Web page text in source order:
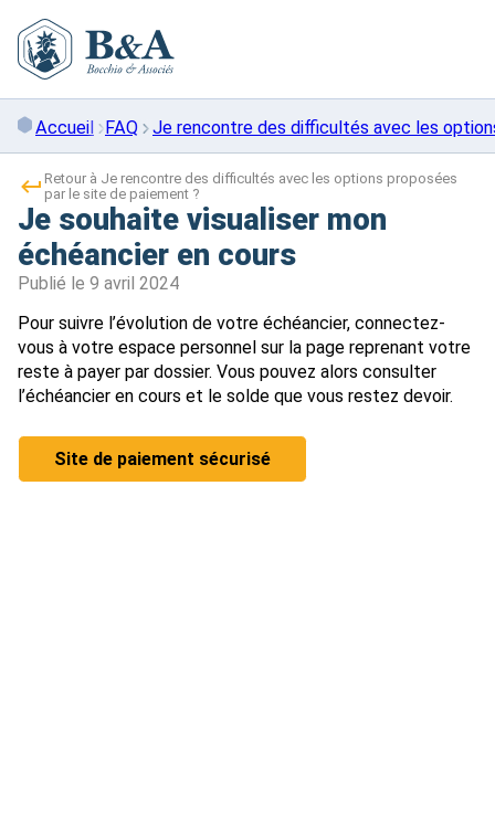
content
Accueil FAQ Je rencontre des difficultés avec les
Retour à Je rencontre des difficultés avec les options proposées
par le site de paiement ?
Je souhaite visualiser mon
échéancier en cours
Publié le 9 avril 2024
Pour suivre l’évolution de votre échéancier, connectez-
vous à votre espace personnel sur la page reprenant votre
reste à payer par dossier. Vous pouvez alors consulter
l’échéancier en cours et le solde que vous restez devoir.
Site de paiement sécurisé